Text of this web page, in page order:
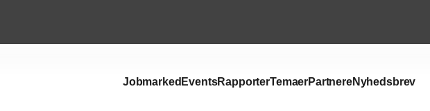
Jobmarked EventsRapporterTemaerPartnereNyhedsbrev